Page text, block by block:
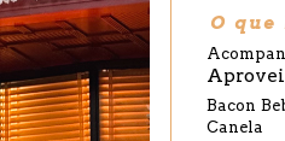
O que
Bacon
Canela